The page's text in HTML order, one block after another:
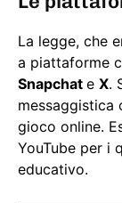
La legge, che
a piattaforme
Snapchat e X.
messaggistica
gioco online.
YouTube per i
educativo.